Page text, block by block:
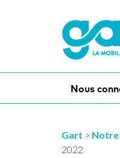
Nous
Gart >
2022